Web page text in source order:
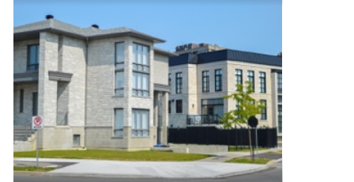
Ospedaletto Euganeo (Padova)
54.000 € 72.000 €
Codice asta:5506dbca
Asta chiusa
1 2